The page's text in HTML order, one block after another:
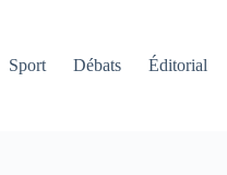
Sport Débats Éditorial